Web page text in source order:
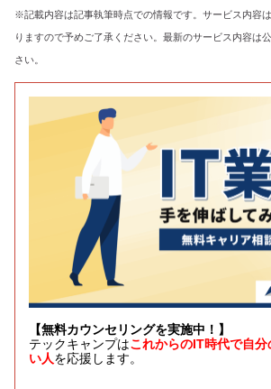
※記載内容は記事執筆時点での情報です。サービス内容
りますので予めご了承ください。最新のサービス内容は
さい。
【無料カウンセリングを実施中！】
テックキャンプはこれからのIT時代で自
い人を応援します。